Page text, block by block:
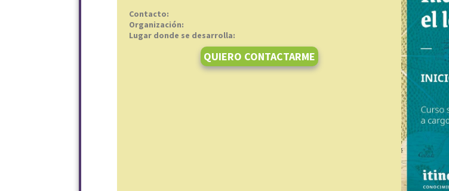
Contacto:
Organización:
Lugar donde se desarrolla:
QUIERO CONTACTARME